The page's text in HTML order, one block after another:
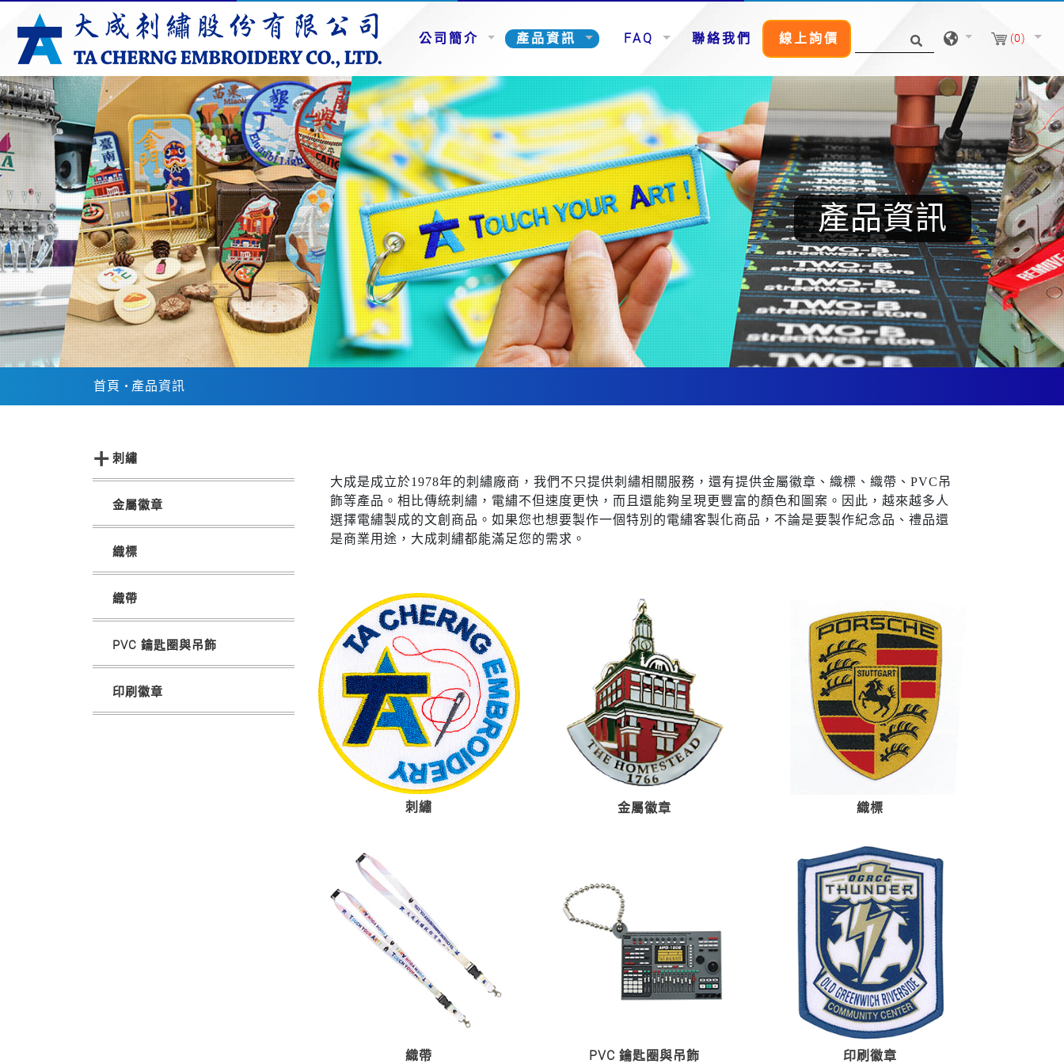
公司簡介 產品資訊 FAQ 聯絡我們 線上詢價 (0)
產品資訊
首頁 產品資訊
刺繡
金屬徽章
織標
織帶
PVC 鑰匙圈與吊飾
印刷徽章
大成是成立於1978年的刺繡廠商，我們不只提供刺繡相關服務，還有提供金屬徽章、織標、織帶、PVC吊
飾等產品。相比傳統刺繡，電繡不但速度更快，而且還能夠呈現更豐富的顏色和圖案。因此，越來越多人
選擇電繡製成的文創商品。如果您也想要製作一個特別的電繡客製化商品，不論是要製作紀念品、禮品還
是商業用途，大成刺繡都能滿足您的需求。
刺繡 金屬徽章 織標
織帶 PVC 鑰匙圈與吊飾 印刷徽章